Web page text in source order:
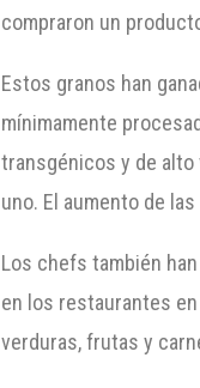
compraron un
Estos granos han
mínimamente
transgénicos y de
uno. El aumento de
Los chefs también
en los restaurantes
verduras, frutas y